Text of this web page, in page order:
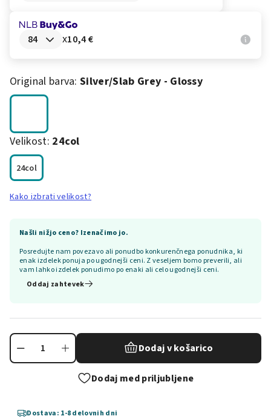
x10,4 €
Original barva:Silver/slab Grey - Glossy
Velikost: 24col
24col
Kako izbrati velikost?
Našli nižjo ceno? Izenačimo jo.
Posredujte nam povezavo ali ponudbo konkurenčnega ponudnika, ki
enak izdelek ponuja po ugodnejši ceni. Z veseljem bomo preverili, ali
vam lahko izdelek ponudimo po enaki ali celo ugodnejši ceni.
Oddaj zahtevek
Dodaj v košarico
Dodaj med priljubljene
Dostava: 1-8 delovnih dni